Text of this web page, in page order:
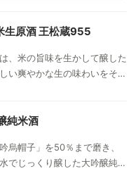
生原酒 王松蔵955
、米の旨味を生かして醸した
い爽やかな生の味わいをその
純米酒
烏帽子」を50％まで磨き、
でじっくり醸した大吟醸純米